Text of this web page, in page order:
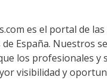
es el portal de
España. Nuestros
los profesionales y
visibilidad y